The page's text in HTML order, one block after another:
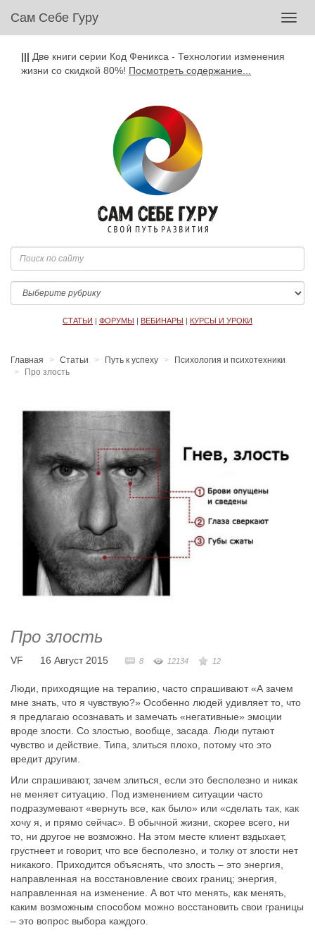
Сам Себе Гуру
||| Две книги серии Код Феникса - Технологии изменения
жизни со скидкой 80%! Посмотреть содержание...
СТАТЬИ | ФОРУМЫ | ВЕБИНАРЫ | КУРСЫ И УРОКИ
Главная Статьи Путь к успеху
Психология и психотехники
Про злость
Про злость
VF 16 Август 2015 8 12134 12
Люди, приходящие на терапию, часто спрашивают «А зачем
мне знать, что я чувствую?» Особенно людей удивляет то, что
я предлагаю осознавать и замечать «негативные» эмоции
вроде злости. Со злостью, вообще, засада. Люди путают
чувство и действие. Типа, злиться плохо, потому что это
вредит другим.
Или спрашивают, зачем злиться, если это бесполезно и никак
не меняет ситуацию. Под изменением ситуации часто
подразумевают «вернуть все, как было» или «сделать так, как
хочу я, и прямо сейчас». В обычной жизни, скорее всего, ни
то, ни другое не возможно. На этом месте клиент вздыхает,
грустнеет и говорит, что все бесполезно, и толку от злости нет
никакого. Приходится объяснять, что злость – это энергия,
направленная на восстановление своих границ; энергия,
направленная на изменение. А вот что менять, как менять,
каким возможным способом можно восстановить свои границы
– это вопрос выбора каждого.